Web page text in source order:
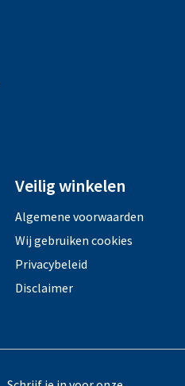
Veilig winkelen
Algemene voorwaarden
Wij gebruiken cookies
Privacybeleid
Disclaimer